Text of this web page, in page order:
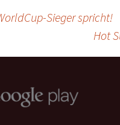
Sieger spricht!
Hot